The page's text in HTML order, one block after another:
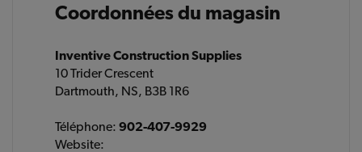
Coordonnées du magasin
Inventive Construction Supplies
10 Trider Crescent
Dartmouth, NS, B3B 1R6
Téléphone:902-407-9929
Website: